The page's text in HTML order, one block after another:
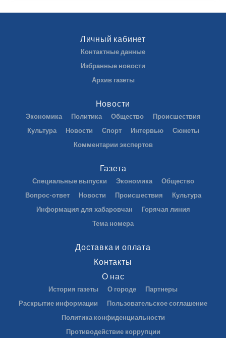
Личный кабинет
Контактные данные
Избранные новости
Архив газеты
Новости
Экономика Политика Общество
Происшествия
Культура
Новости Спорт Интервью
Сюжеты
Комментарии экспертов
Газета
Специальные выпуски Экономика
Общество
Вопрос-ответ
Новости Происшествия
Культура
Информация для хабаровчан
Горячая линия
Тема номера
Доставка и оплата
Контакты
О нас
История газеты О городе
Партнеры
Раскрытие информации
Пользовательское соглашение
Политика конфиденциальности
Противодействие коррупции